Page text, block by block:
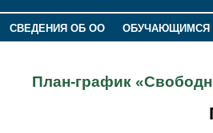
СВЕДЕНИЯ ОБ ОО ОБУЧАЮЩИМСЯ
План-график